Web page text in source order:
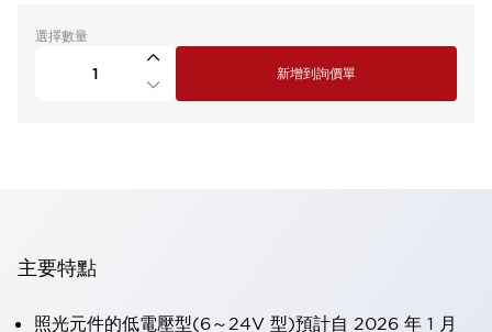
選擇數量
新增到詢價單
主要特點
照光元件的低電壓型(6～24V 型)預計自 2026 年 1 月